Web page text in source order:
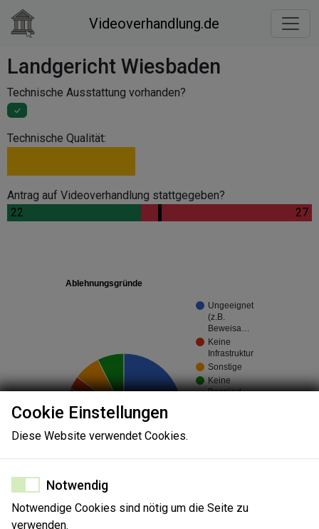
Videoverhandlung.de
Landgericht Wiesbaden
Technische Ausstattung vorhanden?
Technische Qualität:
Antrag auf Videoverhandlung stattgegeben?
22 27
Ablehnungsgründe
Ungeeignet
(z.B.
Beweisa…
Keine
Infrastruktur
Sonstige
Keine
Begründ…
Cookie Einstellungen
Diese Website verwendet Cookies.
Notwendig
Notwendige Cookies sind nötig um die Seite zu
verwenden.